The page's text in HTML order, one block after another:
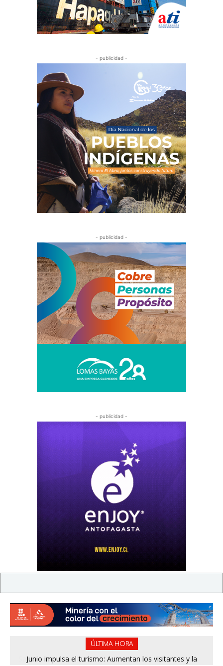
- publicidad -
- publicidad -
- publicidad -